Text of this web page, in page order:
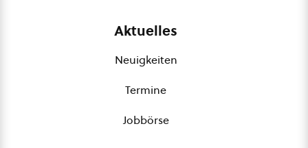
Aktuelles
Neuigkeiten
Termine
Jobbörse